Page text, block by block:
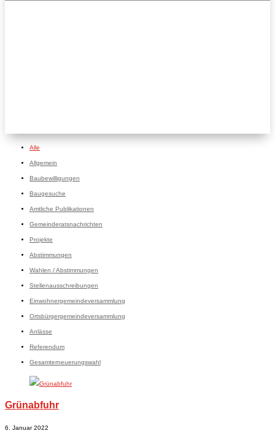
Alle
Allgemein
Baubewilligungen
Baugesuche
Amtliche Publikationen
Gemeinderatsnachrichten
Projekte
Abstimmungen
Wahlen / Abstimmungen
Stellenausschreibungen
Einwohnergemeindeversammlung
Ortsbürgergemeindeversammlung
Anlässe
Referendum
Gesamterneuerungswahl
Grünabfuhr
6. Januar 2022